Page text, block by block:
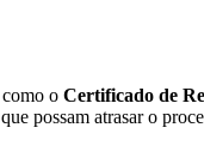
o Certificado de
possam atrasar o